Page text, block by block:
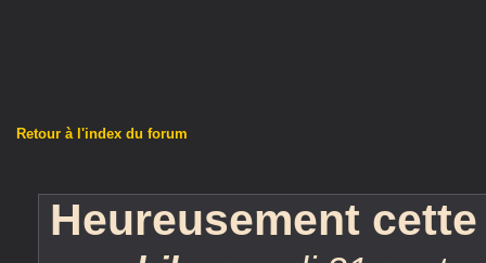
Retour à l'index du forum
Heureusement